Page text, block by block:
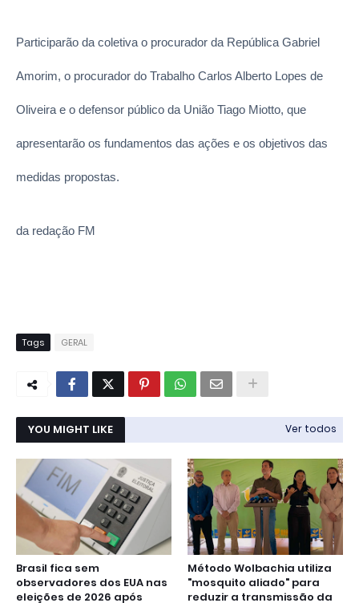
Participarão da coletiva o procurador da República Gabriel
Amorim, o procurador do Trabalho Carlos Alberto Lopes de
Oliveira e o defensor público da União Tiago Miotto, que
apresentarão os fundamentos das ações e os objetivos das
medidas propostas.
da redação FM
Tags GERAL
YOU MIGHT LIKE Ver todos
Brasil fica sem
observadores dos EUA nas
eleições de 2026 após
Método Wolbachia utiliza
"mosquito aliado" para
reduzir a transmissão da